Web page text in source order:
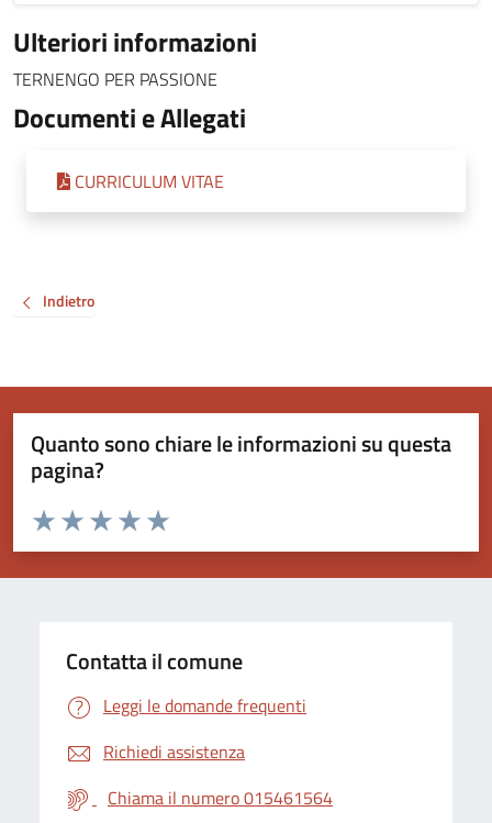
Ulteriori informazioni
TERNENGO PER PASSIONE
Documenti e Allegati
CURRICULUM VITAE
Indietro
Quanto sono chiare le informazioni su questa
pagina?
Valuta da 1 a 5 stelle la pagina
Valuta 5 stelle su 5
Valuta 4 stelle su 5
Valuta 3 stelle su 5
Valuta 2 stelle su 5
Valuta 1 stelle su 5
Contatta il comune
Leggi le domande frequenti
Richiedi assistenza
Chiama il numero 015461564